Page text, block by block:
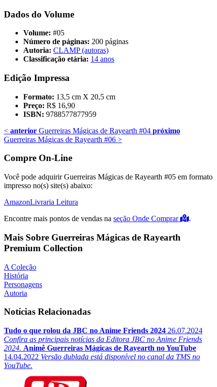
Dados do Volume
Volume: #05
Número de páginas: 200 páginas
Autoria: CLAMP (autoras)
Classificação etária: 14 anos
Edição Impressa
Formato: 13,5 cm X 20,5 cm
Preço: R$ 16,90
ISBN: 9788577877959
< anterior Guerreiras Mágicas de Rayearth #04 próximo
Guerreiras Mágicas de Rayearth #06 >
Compre On-Line
Você pode adquirir Guerreiras Mágicas de Rayearth #05 em formato
impresso no(s) site(s) abaixo:
AmazonLivraria Leitura
Encontre mais pontos de vendas na seção Onde Comprar .
Mais Sobre Guerreiras Mágicas de Rayearth
Premium Collection
A Coleção
História
Personagens
Autoria
Notícias Relacionadas
Tudo o que rolou da JBC no Anime Friends 2024 26.07.2024
Confira as principais notícias da Editora JBC no Anime Friends
2024. Animê Guerreiras Mágicas de Rayearth no YouTube
14.04.2022 Versão dublada está disponível no canal da TMS no
YouTube.